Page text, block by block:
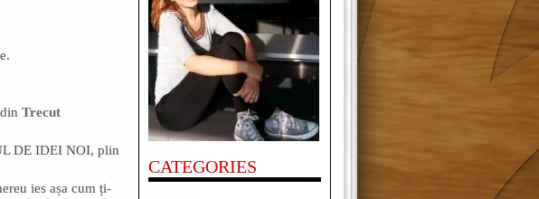
Trecut
DE IDEI NOI, plin
ies așa cum ți-
CATEGORIES